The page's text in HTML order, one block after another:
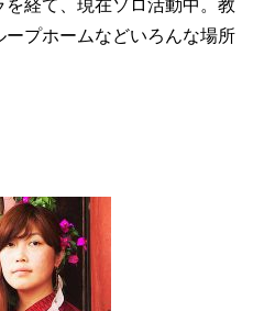
経て、現在ソロ活動中。教
プホームなどいろんな場所